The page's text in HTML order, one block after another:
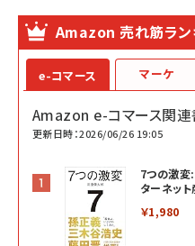
Amazon 売れ筋ラン
e-コマース
Amazon e-コマース関
更新日時：2026/06/26 19:05
7つの激変
ターネッ
￥1,980
マーケ